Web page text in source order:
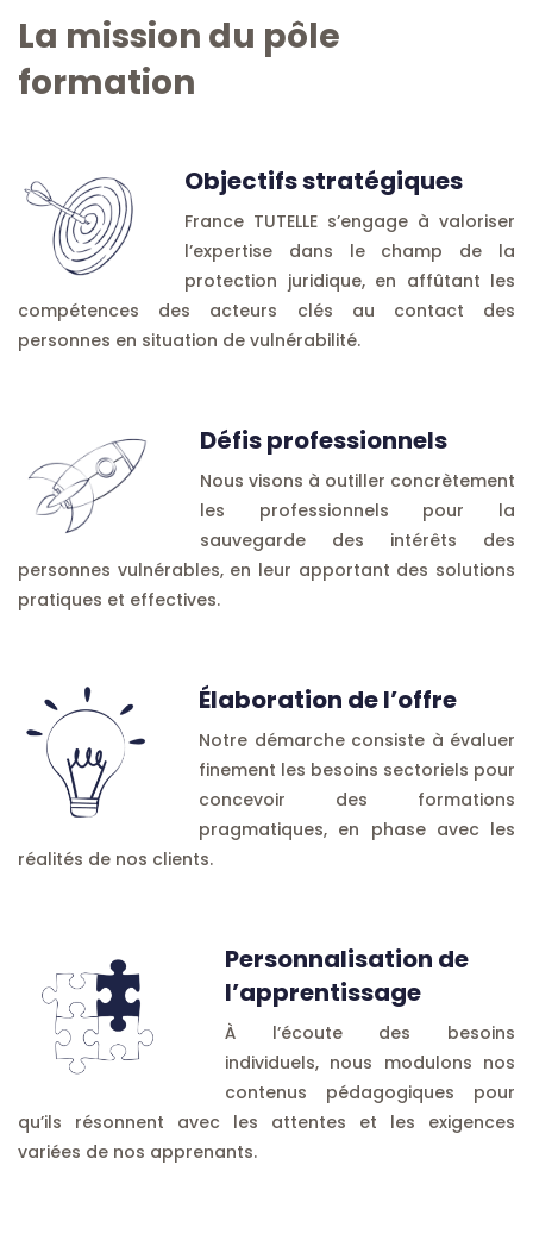
La mission du pôle
formation
Objectifs stratégiques
France TUTELLE s’engage à valoriser
l’expertise dans le champ de la
protection juridique, en affûtant les
compétences des acteurs clés au contact des
personnes en situation de vulnérabilité.
Défis professionnels
Nous visons à outiller concrètement
les professionnels pour la
sauvegarde des intérêts des
personnes vulnérables, en leur apportant des solutions
pratiques et effectives.
Élaboration de l’offre
Notre démarche consiste à évaluer
finement les besoins sectoriels pour
concevoir des formations
pragmatiques, en phase avec les
réalités de nos clients.
Personnalisation de
l’apprentissage
À l’écoute des besoins
individuels, nous modulons nos
contenus pédagogiques pour
qu’ils résonnent avec les attentes et les exigences
variées de nos apprenants.